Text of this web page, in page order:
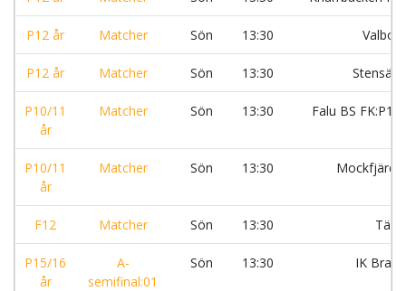
P12 år Matcher Sön 13:30 Valbo
P12 år Matcher Sön 13:30
P10/11
år
Matcher Sön 13:30 Falu BS
P10/11
år
Matcher Sön 13:30
F12 Matcher Sön 13:30
P15/16
år
A-
semifinal:01
Sön 13:30 IK